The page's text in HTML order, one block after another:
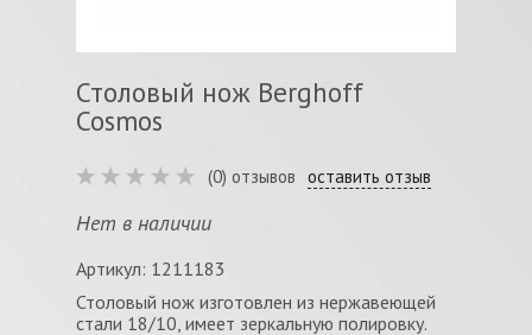
Столовый нож Berghoff
Cosmos
(0) отзывов оставить отзыв
Нет в наличии
Артикул: 1211183
Столовый нож изготовлен из нержавеющей
стали 18/10, имеет зеркальную полировку.